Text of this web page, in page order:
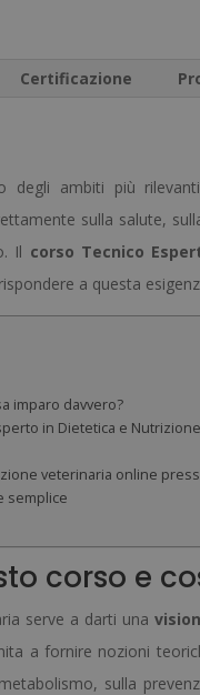
Certificazione
degli ambiti più
sulla salute,
Il corso Tecnico
a questa
imparo davvero?
in Dietetica e
veterinaria online
semplice
corso e
serve a darti una
a fornire nozioni
sulla